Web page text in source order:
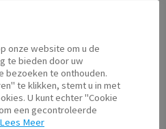
op voorraad.
onze website om u de
te bieden door uw
bezoeken te onthouden.
te klikken, stemt u in met
U kunt echter "Cookie
een gecontroleerde
Lees Meer